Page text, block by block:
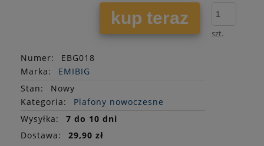
kup teraz
szt.
Numer:
EBG018
Marka:
EMIBIG
Stan:
Nowy
Kategoria:
Plafony nowoczesne
Wysyłka:
7 do 10 dni
Dostawa:
29,90 zł